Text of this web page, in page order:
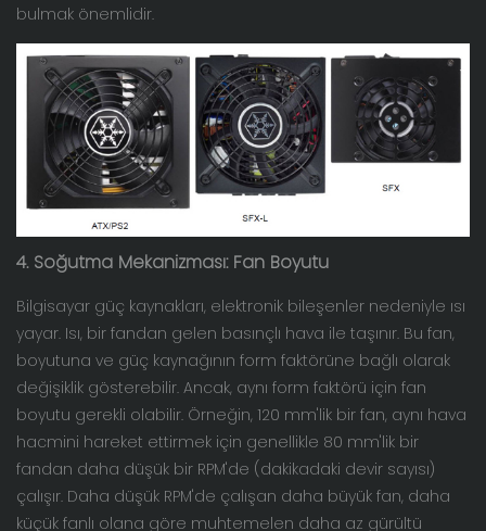
bulmak önemlidir.
4. Soğutma Mekanizması: Fan Boyutu
Bilgisayar güç kaynakları, elektronik bileşenler nedeniyle ısı
yayar. Isı, bir fandan gelen basınçlı hava ile taşınır. Bu fan,
boyutuna ve güç kaynağının form faktörüne bağlı olarak
değişiklik gösterebilir. Ancak, aynı form faktörü için fan
boyutu gerekli olabilir. Örneğin, 120 mm'lik bir fan, aynı hava
hacmini hareket ettirmek için genellikle 80 mm'lik bir
fandan daha düşük bir RPM'de (dakikadaki devir sayısı)
çalışır. Daha düşük RPM'de çalışan daha büyük fan, daha
küçük fanlı olana göre muhtemelen daha az gürültü